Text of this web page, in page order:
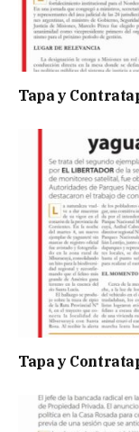
Tapa y
Tapa y